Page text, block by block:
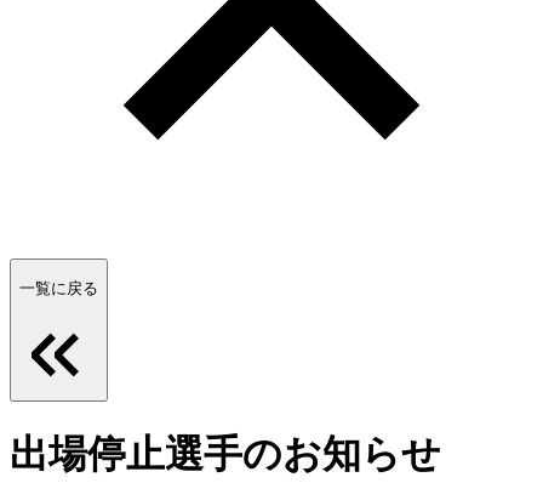
一覧に戻る
出場停止選手のお知らせ